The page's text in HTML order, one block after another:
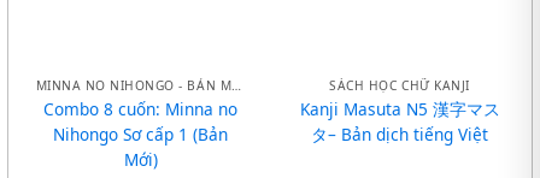
MINNA NO NIHONGO - BẢN MỚI
Combo 8 cuốn: Minna no
Nihongo Sơ cấp 1 (Bản
Mới)
SÁCH HỌC CHỮ KANJI
Kanji Masuta N5 漢字マス
タ– Bản dịch tiếng Việt